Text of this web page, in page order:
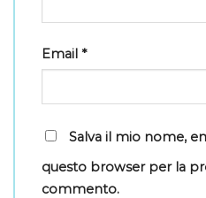
Email *
Salva il mio nome,
questo browser per la
commento.